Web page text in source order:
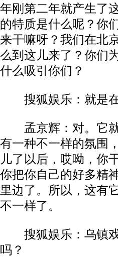
年刚第二年就产生了
的特质是什么呢？你
来干嘛呀？我们在北
么到这儿来了？你们
什么吸引你们？
搜狐娱乐：就是在
孟京辉：对。它就
有一种不一样的氛围
儿了以后，哎呦，你
你把你自己的好多精
里边了。所以，这有
不一样了。
搜狐娱乐：乌镇戏
吗？